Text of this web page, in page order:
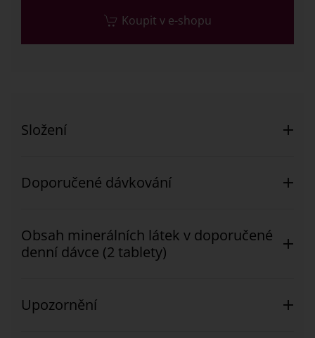
Koupit v e-shopu
Složení
Doporučené dávkování
Obsah minerálních látek v doporučené
denní dávce (2 tablety)
Upozornění